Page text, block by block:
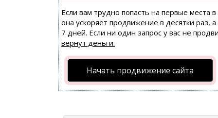
Если вам трудно попасть на первые места
она ускоряет продвижение в десятки раз,
7 дней. Если ни один запрос у вас не
вернут деньги.
Начать продвижение сайта